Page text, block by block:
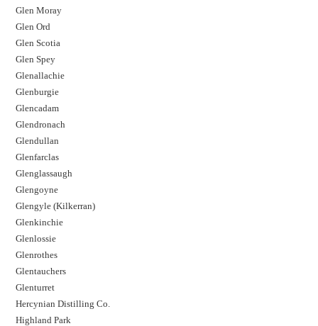
Glen Moray
Glen Ord
Glen Scotia
Glen Spey
Glenallachie
Glenburgie
Glencadam
Glendronach
Glendullan
Glenfarclas
Glenglassaugh
Glengoyne
Glengyle (Kilkerran)
Glenkinchie
Glenlossie
Glenrothes
Glentauchers
Glenturret
Hercynian Distilling Co.
Highland Park